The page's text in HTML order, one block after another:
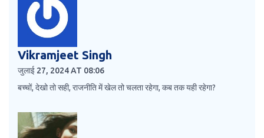
Vikramjeet Singh
जुलाई 27, 2024 AT 08:06
बच्चों, देखो तो सही, राजनीति में खेल तो चलता रहेगा, कब तक यही रहेगा?